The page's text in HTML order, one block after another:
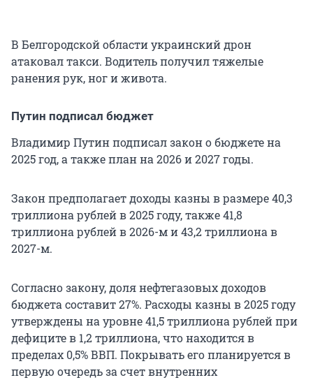
В Белгородской области украинский дрон
атаковал такси. Водитель получил тяжелые
ранения рук, ног и живота.
Путин подписал бюджет
Владимир Путин подписал закон о бюджете на
2025 год, а также план на 2026 и 2027 годы.
Закон предполагает доходы казны в размере 40,3
триллиона рублей в 2025 году, также 41,8
триллиона рублей в 2026-м и 43,2 триллиона в
2027-м.
Согласно закону, доля нефтегазовых доходов
бюджета составит 27%. Расходы казны в 2025 году
утверждены на уровне 41,5 триллиона рублей при
дефиците в 1,2 триллиона, что находится в
пределах 0,5% ВВП. Покрывать его планируется в
первую очередь за счет внутренних